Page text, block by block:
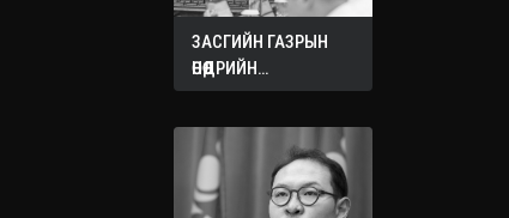
ЗАСГИЙН ГАЗРЫН
ӨНӨӨДРИЙН
ХУРАЛДААНААС
ШИЙДВЭРҮҮД